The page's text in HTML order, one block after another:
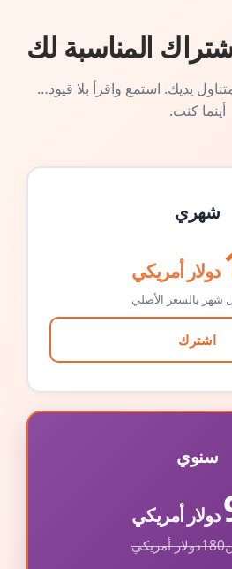
المناسبة لك
يديك. استمع واقرأ بلا قيود…
أينما كنت.
شهري
دولار أمريكي
شهر بالسعر الأصلي
اشترك
سنوي
دولار أمريكي
180دولار أمريكي